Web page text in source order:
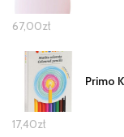
67,00zł
Primo
17,40zł